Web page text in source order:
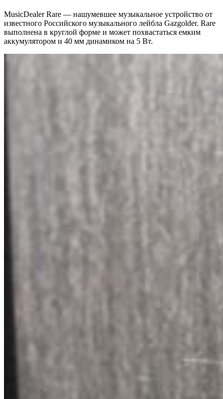
MusicDealer Rare — нашумевшее музыкальное устройство от
известного Российского музыкального лейбла Gazgolder. Rare
выполнена в круглой форме и может похвастаться емким
аккумулятором и 40 мм динамиком на 5 Вт.